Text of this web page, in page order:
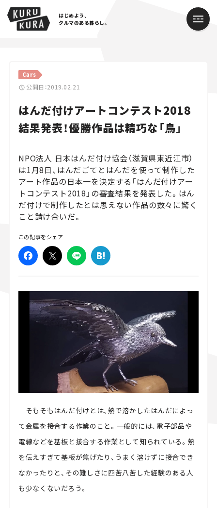
はじめよう、
クルマのある暮らし。
Cars
公開日：2019.02.21
はんだ付けアートコンテスト2018
結果発表！優勝作品は精巧な「鳥」
NPO法人 日本はんだ付け協会（滋賀県東近江市）
は1月8日、はんだごてとはんだを使って制作した
アート作品の日本一を決定する「はんだ付けアー
トコンテスト2018」の審査結果を発表した。はん
だ付けで制作したとは思えない作品の数々に驚く
こと請け合いだ。
この記事をシェア
そもそもはんだ付けとは、熱で溶かしたはんだによっ
て金属を接合する作業のこと。一般的には、電子部品や
電線などを基板と接合する作業として知られている。熱
を伝えすぎて基板が焦げたり、うまく溶けずに接合でき
なかったりと、その難しさに四苦八苦した経験のある人
も少なくないだろう。
Cars
Lifestyle
Traffic
Special
Series
Campaign
人気のハッシュタグ
スズキ ジムニー｜Suzuki Jimny